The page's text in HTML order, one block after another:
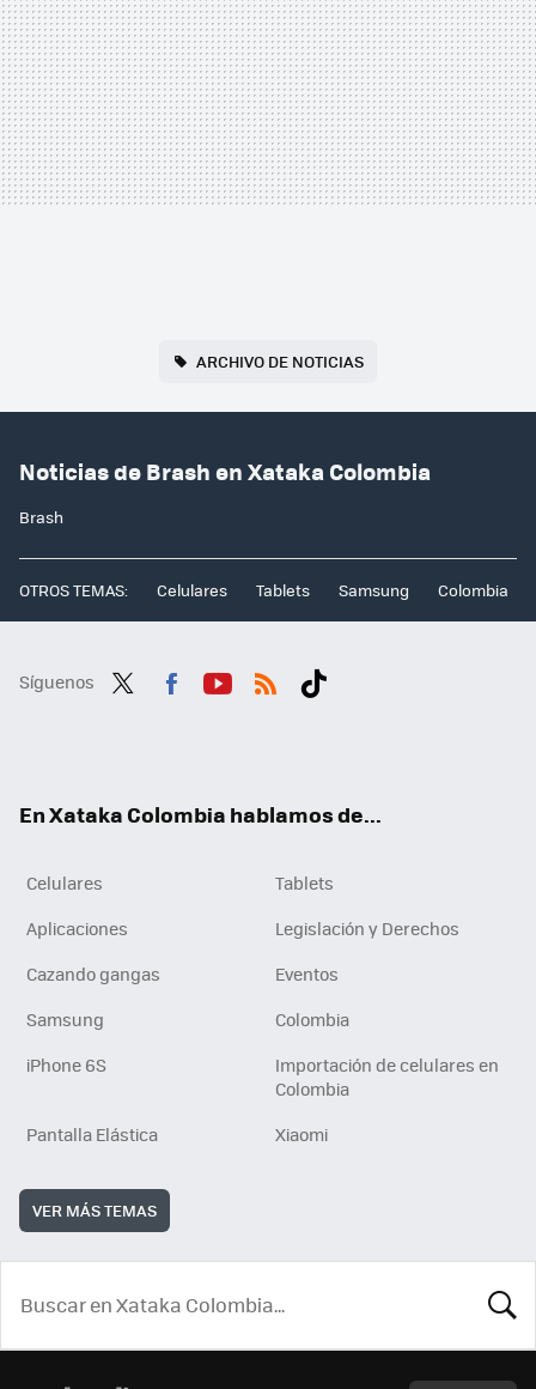
ARCHIVO DE NOTICIAS
Noticias de Brash en Xataka Colombia
Brash
OTROS TEMAS: Celulares Tablets Samsung Colombia
Síguenos
En Xataka Colombia hablamos de...
Celulares
Tablets
Aplicaciones
Legislación y Derechos
Cazando gangas
Eventos
Samsung
Colombia
iPhone 6S
Importación de celulares en
Colombia
Pantalla Elástica
Xiaomi
VER MÁS TEMAS